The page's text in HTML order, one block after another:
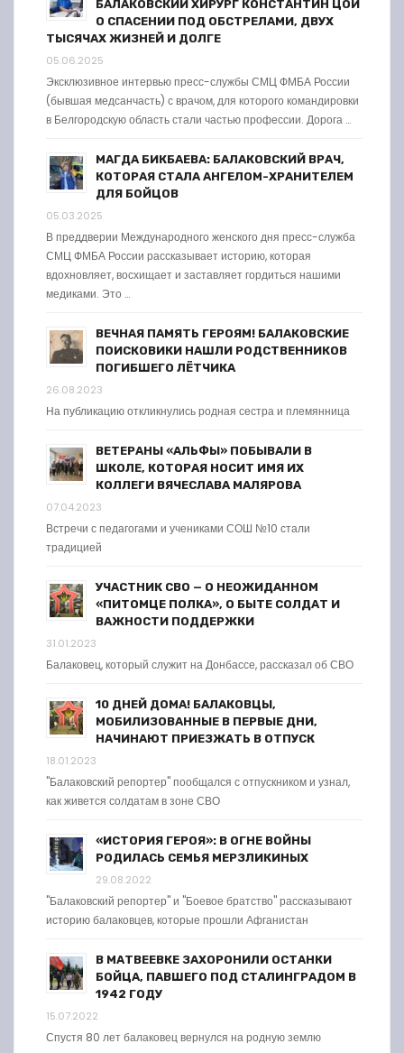
БАЛАКОВСКИЙ ХИРУРГ КОНСТАНТИН ЦОЙ
О СПАСЕНИИ ПОД ОБСТРЕЛАМИ, ДВУХ
ТЫСЯЧАХ ЖИЗНЕЙ И ДОЛГЕ
05.06.2025
Эксклюзивное интервью пресс-службы СМЦ ФМБА России
(бывшая медсанчасть) с врачом, для которого командировки
в Белгородскую область стали частью профессии. Дорога …
МАГДА БИКБАЕВА: БАЛАКОВСКИЙ ВРАЧ,
КОТОРАЯ СТАЛА АНГЕЛОМ-ХРАНИТЕЛЕМ
ДЛЯ БОЙЦОВ
05.03.2025
В преддверии Международного женского дня пресс-служба
СМЦ ФМБА России рассказывает историю, которая
вдохновляет, восхищает и заставляет гордиться нашими
медиками. Это …
ВЕЧНАЯ ПАМЯТЬ ГЕРОЯМ! БАЛАКОВСКИЕ
ПОИСКОВИКИ НАШЛИ РОДСТВЕННИКОВ
ПОГИБШЕГО ЛЁТЧИКА
26.08.2023
На публикацию откликнулись родная сестра и племянница
ВЕТЕРАНЫ «АЛЬФЫ» ПОБЫВАЛИ В
ШКОЛЕ, КОТОРАЯ НОСИТ ИМЯ ИХ
КОЛЛЕГИ ВЯЧЕСЛАВА МАЛЯРОВА
07.04.2023
Встречи с педагогами и учениками СОШ №10 стали
традицией
УЧАСТНИК СВО — О НЕОЖИДАННОМ
«ПИТОМЦЕ ПОЛКА», О БЫТЕ СОЛДАТ И
ВАЖНОСТИ ПОДДЕРЖКИ
31.01.2023
Балаковец, который служит на Донбассе, рассказал об СВО
10 ДНЕЙ ДОМА! БАЛАКОВЦЫ,
МОБИЛИЗОВАННЫЕ В ПЕРВЫЕ ДНИ,
НАЧИНАЮТ ПРИЕЗЖАТЬ В ОТПУСК
18.01.2023
"Балаковский репортер" пообщался с отпускником и узнал,
как живется солдатам в зоне СВО
«ИСТОРИЯ ГЕРОЯ»: В ОГНЕ ВОЙНЫ
РОДИЛАСЬ СЕМЬЯ МЕРЗЛИКИНЫХ
29.08.2022
"Балаковский репортер" и "Боевое братство" рассказывают
историю балаковцев, которые прошли Афганистан
В МАТВЕЕВКЕ ЗАХОРОНИЛИ ОСТАНКИ
БОЙЦА, ПАВШЕГО ПОД СТАЛИНГРАДОМ В
1942 ГОДУ
15.07.2022
Спустя 80 лет балаковец вернулся на родную землю